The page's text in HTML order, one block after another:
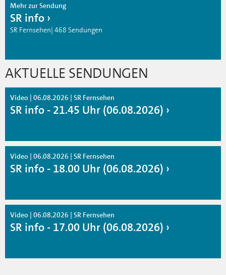
Mehr zur Sendung
SR info
SR Fernsehen| 468 Sendungen
AKTUELLE SENDUNGEN
Video | 06.08.2026 | SR Fernsehen
SR info - 21.45 Uhr (06.08.2026)
Video | 06.08.2026 | SR Fernsehen
SR info - 18.00 Uhr (06.08.2026)
Video | 06.08.2026 | SR Fernsehen
SR info - 17.00 Uhr (06.08.2026)